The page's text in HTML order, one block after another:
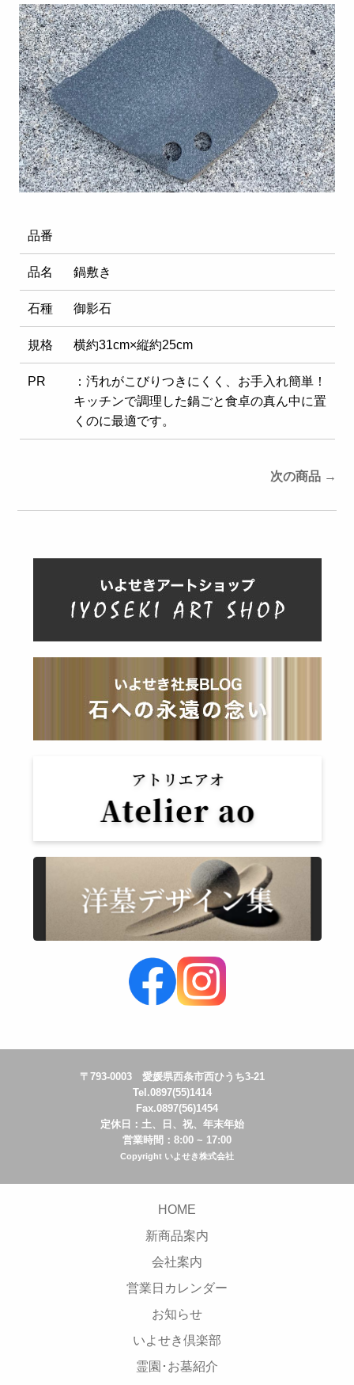
品番
品名 鍋敷き
石種 御影石
規格 横約31cm×縦約25cm
PR
：汚れがこびりつきにくく、お手入れ簡単！
キッチンで調理した鍋ごと食卓の真ん中に置
くのに最適です。
次の商品 →
〒793-0003 愛媛県西条市西ひうち3-21
Tel.0897(55)1414
Fax.0897(56)1454
定休日：土、日、祝、年末年始
営業時間：8:00 ~ 17:00
Copyright いよせき株式会社
HOME
新商品案内
会社案内
営業日カレンダー
お知らせ
いよせき倶楽部
霊園･お墓紹介